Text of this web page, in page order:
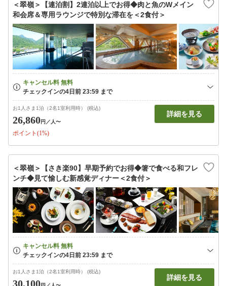
＜翠嶺＞【連泊割】2連泊以上でお得◆肉と魚のWメイン
和会席＆専用ラウンジで特別な滞在を＜2食付＞
お1人さま1泊（2名1室利用時） (税込)
26,860円 ／人〜
ポイント(1%)
詳細を見る
＜翠嶺＞【さき楽90】早期予約でお得◆箸で食べる和フレ
ンチ◆見て愉しむ新感覚ディナー＜2食付＞
お1人さま1泊（2名1室利用時） (税込)
30,100
詳細を見る